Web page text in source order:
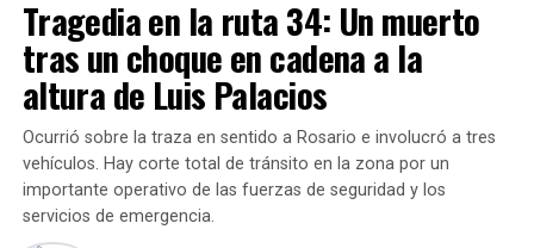
cuando fue emboscada. Con el correr de las horas,
apareció el nombre del narco Esteban Alvarado, quien
estaría vinculado a una de las propiedades de la cuadra.
baleado a la mujer por error. «Por la hora en lo que todo
pasó, había varias familias volviendo con los chicos de la
escuela. Esta es una zona es muy tranquila, no estamos
acostumbrados a cosas como esta», dijeron otros
Tragedia en la ruta 34: Un muerto
tras un choque en cadena a la
altura de Luis Palacios
Ocurrió sobre la traza en sentido a Rosario e involucró a tres
vehículos. Hay corte total de tránsito en la zona por un
importante operativo de las fuerzas de seguridad y los
servicios de emergencia.